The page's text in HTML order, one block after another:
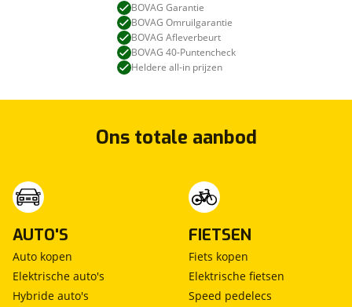
BOVAG Garantie
BOVAG Omruilgarantie
BOVAG Afleverbeurt
BOVAG 40-Puntencheck
Heldere all-in prijzen
Ons totale aanbod
AUTO'S
Auto kopen
Elektrische auto's
Hybride auto's
FIETSEN
Fiets kopen
Elektrische fietsen
Speed pedelecs